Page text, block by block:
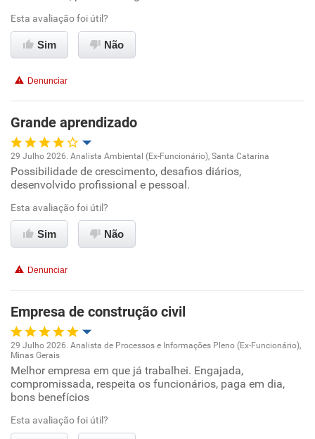
Ambiente de trabalho
Conciliação com a vida familiar
Recomenda esta empresa
Recomenda a diretoria
Esta avaliação foi útil?
Sim Não
Denunciar
Grande aprendizado
Oportunidade de promoção
Ambiente de trabalho
Conciliação com a vida familiar
Recomenda esta empresa
29 Julho 2026. Analista Ambiental (Ex-Funcionário), Santa Catarina
Possibilidade de crescimento, desafios diários,
desenvolvido profissional e pessoal.
Esta avaliação foi útil?
Sim Não
Denunciar
Empresa de construção civil
Oportunidade de promoção
Ambiente de trabalho
Conciliação com a vida familiar
29 Julho 2026. Analista de Processos e Informações Pleno (Ex-Funcionário),
Minas Gerais
Melhor empresa em que já trabalhei. Engajada,
compromissada, respeita os funcionários, paga em dia,
bons benefícios
Esta avaliação foi útil?